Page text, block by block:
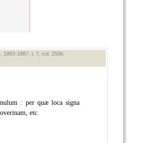
1883‑1887, t. 7, col. 250b.
: per quæ loca signa
etc.